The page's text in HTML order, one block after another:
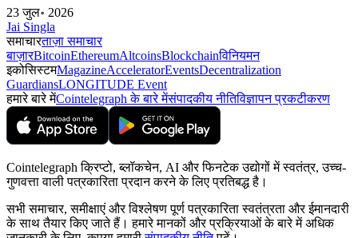
23 जुल॰ 2026
Jai Singla
समाचारताज़ा समाचार
बाज़ारBitcoinEthereumAltcoinsBlockchainविनियमन
इकोसिस्टमMagazineAcceleratorEventsDecentralization
GuardiansLONGITUDE Event
हमारे बारे मेंCointelegraph के बारे मेंसंपादकीय नीतिविज्ञापन प्रकटीकरण
Cointelegraph क्रिप्टो, ब्लॉकचेन, AI और फिनटेक उद्योगों में स्वतंत्र, उच्च-
गुणवत्ता वाली पत्रकारिता प्रदान करने के लिए प्रतिबद्ध है।
सभी समाचार, समीक्षाएं और विश्लेषण पूर्ण पत्रकारिता स्वतंत्रता और ईमानदारी
के साथ तैयार किए जाते हैं। हमारे मानकों और प्रक्रियाओं के बारे में अधिक